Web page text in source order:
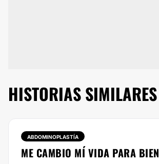
HISTORIAS SIMILARES
ABDOMINOPLASTÍA
ME CAMBIO MÍ VIDA PARA BIEN